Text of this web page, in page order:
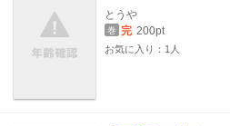
とうや
巻 完 200pt
お気に入り：1人